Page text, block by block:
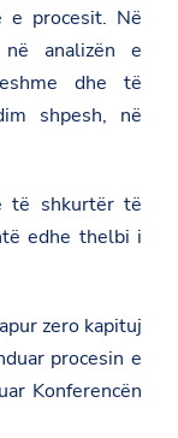
e procesit. Në
analizën e
dhe të
shpesh, në
të shkurtër të
edhe thelbi i
zero kapituj
procesin e
Konferencën